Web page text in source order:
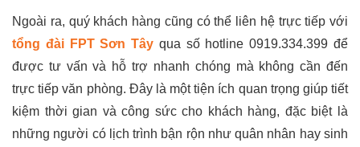
Ngoài ra, quý khách hàng cũng có thể liên hệ trực tiếp với
tổng đài FPT Sơn Tây qua số hotline 0919.334.399 để
được tư vấn và hỗ trợ nhanh chóng mà không cần đến
trực tiếp văn phòng. Đây là một tiện ích quan trọng giúp tiết
kiệm thời gian và công sức cho khách hàng, đặc biệt là
những người có lịch trình bận rộn như quân nhân hay sinh